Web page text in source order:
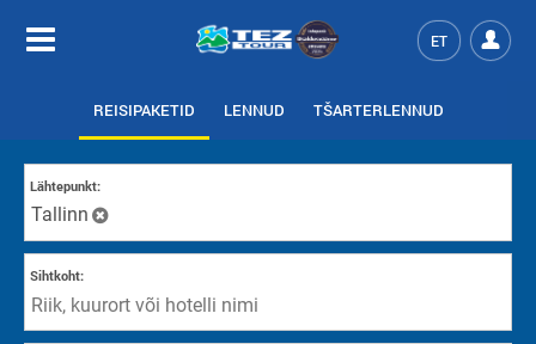
ET
REISIPAKETID LENNUD TŠARTERLENNUD
Lähtepunkt:
Tallinn
Sihtkoht: